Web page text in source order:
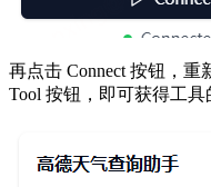
再点击 Connect 按钮，
Tool 按钮，即可获得工具